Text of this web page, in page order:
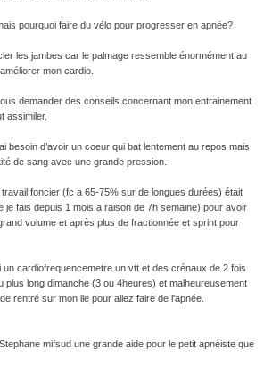
pourquoi faire du vélo pour progresser en apnée?
les jambes car le palmage ressemble énormément au
mon cardio.
demander des conseils concernant mon entrainement
assimiler.
besoin d’avoir un coeur qui bat lentement au repos mais
de sang avec une grande pression.
foncier (fc a 65-75% sur de longues durées) était
je fais depuis 1 mois a raison de 7h semaine) pour avoir
volume et après plus de fractionnée et sprint pour
un cardiofrequencemetre un vtt et des crénaux de 2 fois
plus long dimanche (3 ou 4heures) et malheureusement
rentré sur mon ile pour allez faire de l'apnée.
mifsud une grande aide pour le petit apnéiste que